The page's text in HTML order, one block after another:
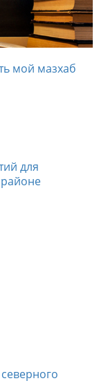
мой мазхаб
для